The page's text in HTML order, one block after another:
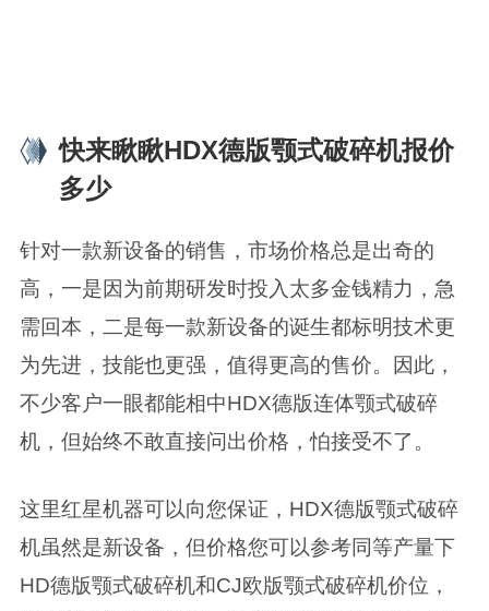
快来瞅瞅HDX德版颚式破碎机报价
多少
针对一款新设备的销售，市场价格总是出奇的
高，一是因为前期研发时投入太多金钱精力，急
需回本，二是每一款新设备的诞生都标明技术更
为先进，技能也更强，值得更高的售价。因此，
不少客户一眼都能相中HDX德版连体颚式破碎
机，但始终不敢直接问出价格，怕接受不了。
这里红星机器可以向您保证，HDX德版颚式破碎
机虽然是新设备，但价格您可以参考同等产量下
HD德版颚式破碎机和CJ欧版颚式破碎机价位，